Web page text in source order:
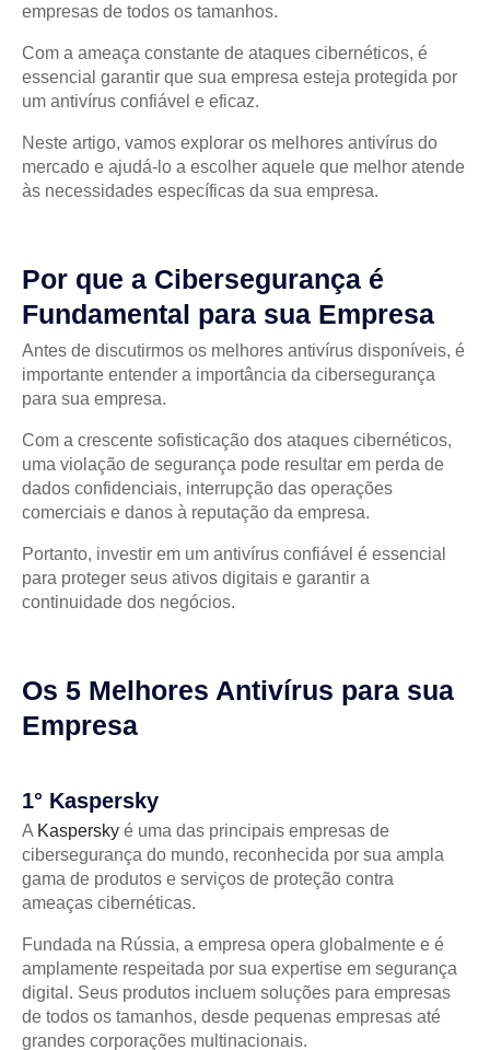
empresas de todos os tamanhos.
Com a ameaça constante de ataques cibernéticos, é
essencial garantir que sua empresa esteja protegida por
um antivírus confiável e eficaz.
Neste artigo, vamos explorar os melhores antivírus do
mercado e ajudá-lo a escolher aquele que melhor atende
às necessidades específicas da sua empresa.
Por que a Cibersegurança é
Fundamental para sua Empresa
Antes de discutirmos os melhores antivírus disponíveis, é
importante entender a importância da cibersegurança
para sua empresa.
Com a crescente sofisticação dos ataques cibernéticos,
uma violação de segurança pode resultar em perda de
dados confidenciais, interrupção das operações
comerciais e danos à reputação da empresa.
Portanto, investir em um antivírus confiável é essencial
para proteger seus ativos digitais e garantir a
continuidade dos negócios.
Os 5 Melhores Antivírus para sua
Empresa
1° Kaspersky
A Kaspersky é uma das principais empresas de
cibersegurança do mundo, reconhecida por sua ampla
gama de produtos e serviços de proteção contra
ameaças cibernéticas.
Fundada na Rússia, a empresa opera globalmente e é
amplamente respeitada por sua expertise em segurança
digital. Seus produtos incluem soluções para empresas
de todos os tamanhos, desde pequenas empresas até
grandes corporações multinacionais.